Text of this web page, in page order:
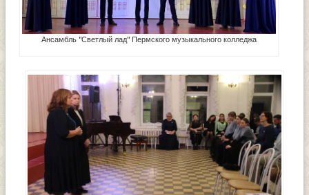
Ансамбль "Светлый лад" Пермского музыкального колледжа